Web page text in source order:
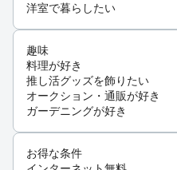
洋室で暮らしたい
趣味
料理が好き
推し活グッズを飾りたい
オークション・通販が好き
ガーデニングが好き
お得な条件